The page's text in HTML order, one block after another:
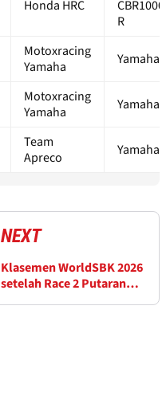
Honda HRC
R
Motoxracing
Yamaha
Yamaha
Motoxracing
Yamaha
Yamaha
Team
Apreco
Yamaha
NEXT
Klasemen WorldSBK 2026
setelah Race 2 Putaran